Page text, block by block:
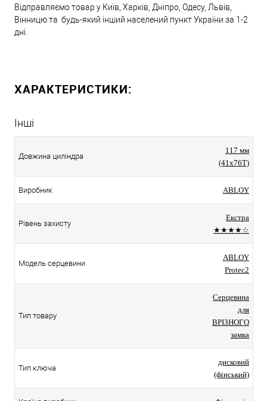
Відправляємо товар у Київ, Харків, Дніпро, Одесу, Львів,
Вінницю та будь-який інший населений пункт України за 1-2
дні.
ХАРАКТЕРИСТИКИ:
Інші
Довжина циліндра
117 мм
(41x76T)
Виробник ABLOY
Рівень захисту
Екстра
★★★★☆
Модель серцевини
ABLOY
Protec2
Тип товару
Серцевина
для
ВРІЗНОГО
замка
Тип ключа
дисковий
(фінський)